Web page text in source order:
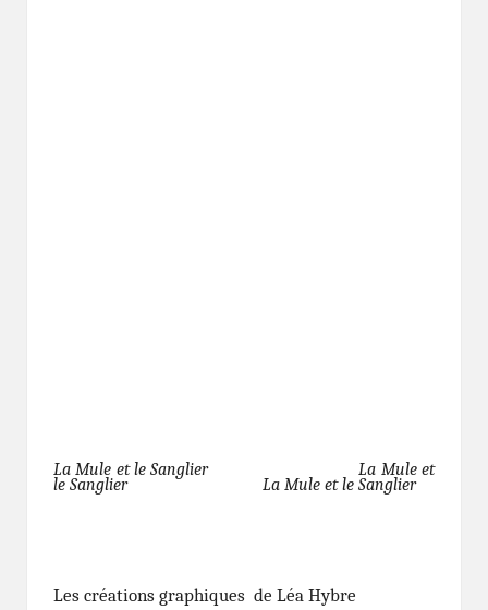
La Mule et le Sanglier La Mule et
le Sanglier La Mule et le Sanglier
Les créations graphiques de Léa Hybre